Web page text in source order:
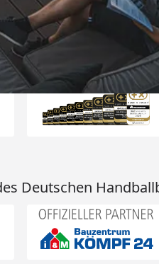
Deutschen